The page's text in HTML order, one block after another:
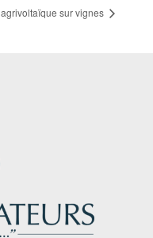
agrivoltaïque sur vignes